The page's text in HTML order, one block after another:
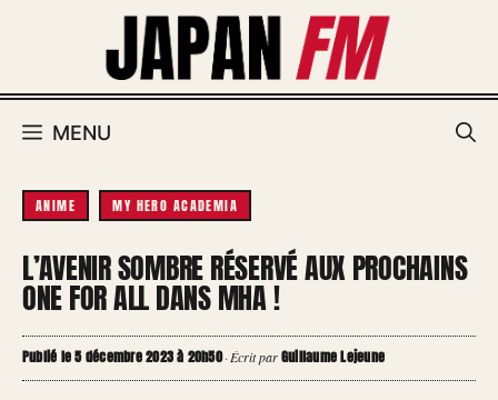
MENU
ANIME MY HERO ACADEMIA
L’AVENIR SOMBRE RÉSERVÉ AUX PROCHAINS
ONE FOR ALL DANS MHA !
Publié le 5 décembre 2023 à 20h50·Écrit parGuillaume Lejeune